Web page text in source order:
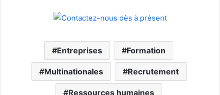
Entreprises Formation
Multinationales Recrutement
Ressources humaines